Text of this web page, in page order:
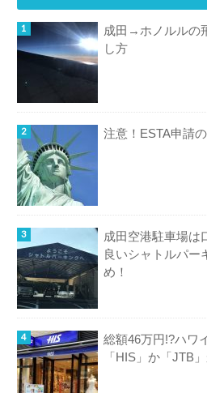
成田→ホノルルの
し方
注意！ESTA申請
成田空港駐車場は
良いシャトルパー
め！
総額46万円!?ハワ
「HIS」か「JTB